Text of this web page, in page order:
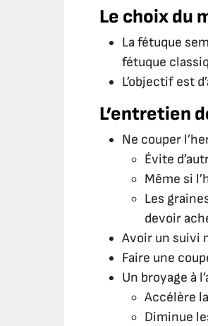
Le choix du
La fétuque
fétuque
L’objectif est
L’entretien
Ne couper
Évite
Même si
Les
devoir
Avoir un suivi
Faire une
Un broyage à
Accélère
Diminue